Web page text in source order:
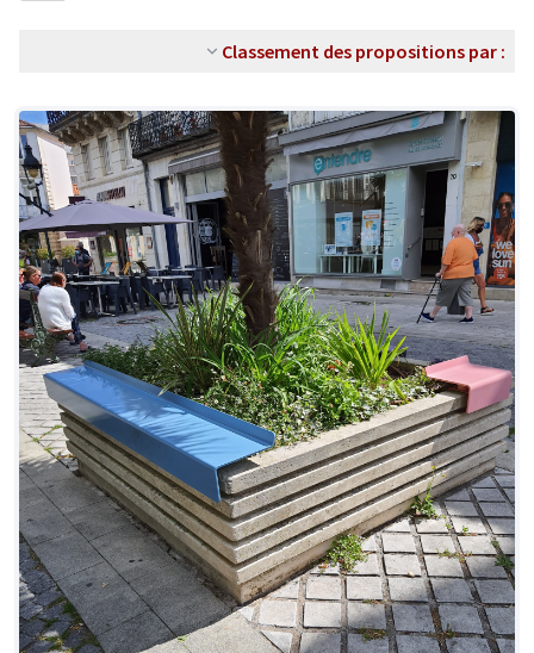
Classement des propositions par :